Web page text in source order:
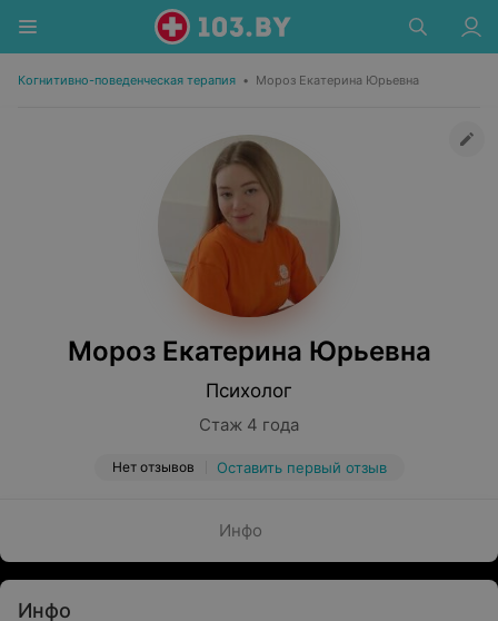
Когнитивно-поведенческая терапия • Мороз Екатерина Юрьевна
Мороз Екатерина Юрьевна
Психолог
Стаж 4 года
Нет отзывов Оставить первый отзыв
Инфо
Инфо